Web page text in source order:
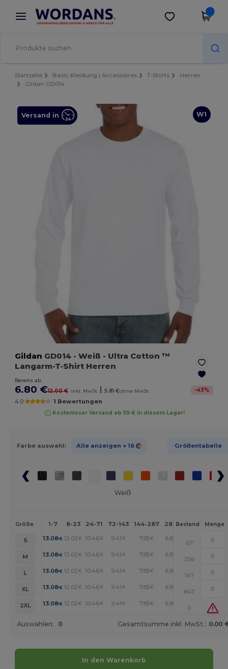
× Wordans App
Bessere Preise in der App!
App holen
Startseite Basic Kleidung | Accessoires T-Shirts
Herren
Gildan GD014
W1
Versand in
Gildan GD014 - Weiß - Ultra Cotton ™
Langarm-T-Shirt Herren
Bereits ab
6.80 €12.00 € inkl. MwSt | 5.81 €ohne MwSt -43%
4.0 1 Bewertungen
Kostenloser Versand ab 119 € in diesem Lager!
Farbe auswahl: Alle anzeigen + 16 Größentabelle
Weiß
Größe 1-7 8-23 24-71 72-143 144-287 288 + Mehr
Bestand Menge
S 13.08€ 12.02 € 10.46€ 9.41€ 7.85€ 6.80 +
67
M
13.08€ 12.02 € 10.46€ 9.41€ 7.85€ 6.80 +
256
L
13.08€ 12.02 € 10.46€ 9.41€ 7.85€ 6.80 +
147
XL
13.08€ 12.02 € 10.46€ 9.41€ 7.85€ 6.80 +
847
2XL
13.08€ 12.02 € 10.46€ 9.41€ 7.85€ 6.80
0
Auswahlen: 0 Gesamtsumme inkl. MwSt.: 0.00
In den Warenkorb